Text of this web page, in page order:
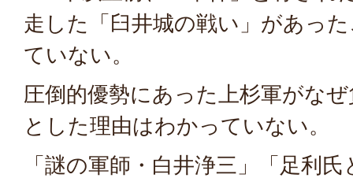
走した「臼井城の戦い」があっ
ていない。
圧倒的優勢にあった上杉軍がな
とした理由はわかっていない。
「謎の軍師・白井浄三」「足利